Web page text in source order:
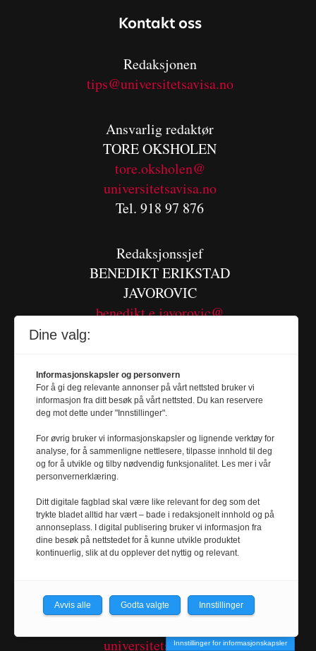
Kontakt oss
Redaksjonen
tips@universitetsavisa.no
Ansvarlig redaktør
TORE OKSHOLEN
tore.oksholen@
universitetsavisa.no
Tel. 918 97 876
Redaksjonssjef
BENEDIKTERIKSTAD
JAVOROVIC
benedikt.e.javorovic@
Journalist
MARI RIAN HANGER
mari.r.hanger@
universitetsavisa.no
Tel. 995 86 297
SYNNE MÆLE
universitetsavisa.noInnstillinger for informasjonskapsler
Dine valg:
Informasjonskapsler og personvern
For å gi deg relevante annonser på vårt nettsted bruker vi
informasjon fra ditt besøk på vårt nettsted. Du kan reservere
deg mot dette under "Innstillinger".
For øvrig bruker vi informasjonskapsler og lignende verktøy for
analyse, for å sammenligne nettlesere, tilpasse innhold til deg
og for å utvikle og tilby nødvendig funksjonalitet. Les mer i vår
personvernerklæring.
Ditt digitale fagblad skal være like relevant for deg som det
trykte bladet alltid har vært – bade i redaksjonelt innhold og på
annonseplass. I digital publisering bruker vi informasjon fra
dine besøk på nettstedet for å kunne utvikle produktet
kontinuerlig, slik at du opplever det nyttig og relevant.
Avvis alle Godta valgte Innstillinger